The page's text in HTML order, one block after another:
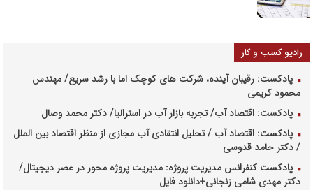
رادیو کسب و کار
پادکست: رقیبان آینده، شرکت های کوچک اما با رشد سریع/ مهندس
محمود کریمی
پادکست: اقتصاد آب/ تجربه بازار آب در استرالیا/ دکتر محمد وصال
پادکست: اقتصاد آب / تحلیل انتقادی آب مجازی از منظر اقتصاد بین الملل
/ دکتر حامد قدوسی
پادکست کنفرانس مدیریت پروژه: مدیریت پروژه محور در عصر دیجیتال/
دکتر مهدی شامی زنجانی+دانلود فایل